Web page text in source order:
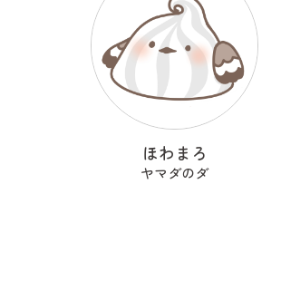
ほわまろ
ヤマダのダ